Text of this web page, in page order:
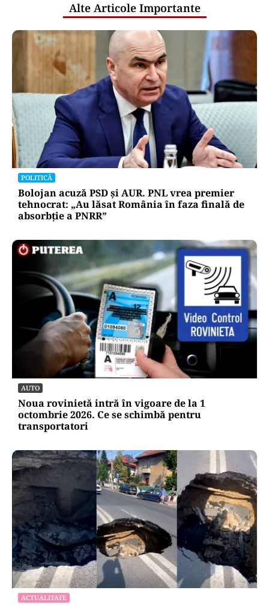
Alte Articole Importante
POLITICĂ
Bolojan acuză PSD și AUR. PNL vrea premier
tehnocrat: „Au lăsat România în faza finală de
absorbţie a PNRR”
AUTO
Noua rovinietă intră în vigoare de la 1
octombrie 2026. Ce se schimbă pentru
transportatori
ACTUALITATE